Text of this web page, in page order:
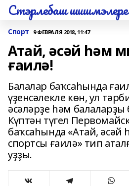
Стэрлебаш шишмэлере
Спорт 9 ФЕВРАЛЯ 2018, 11:47
Атай, әсәй һәм
ғаилә!
Балалар баҡсаһында
үҙенсәлекле көн, ул
әсәләрҙе һәм
Күптән түгел
баҡсаһында «Атай, әсәй
спортсы ғаилә» тип
уҙҙы.